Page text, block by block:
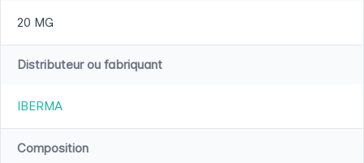
20 MG
Distributeur ou fabriquant
IBERMA
Composition